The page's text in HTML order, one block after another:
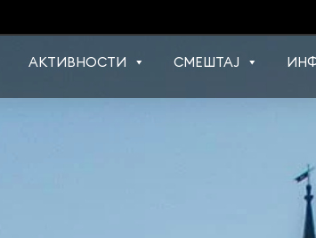
АКТИВНОСТИ СМЕШТАЈ